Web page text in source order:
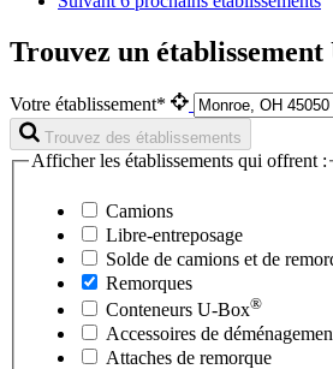
Trouvez un
Votre établissement*
Trouvez des établissements
Afficher les établissements qui offrent :
Camions
Libre-entreposage
Solde de camions et de
Remorques
Conteneurs U-Box®
Accessoires de
Attaches de remorque